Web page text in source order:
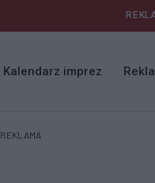
Kalendarz imprez
REKLAMA